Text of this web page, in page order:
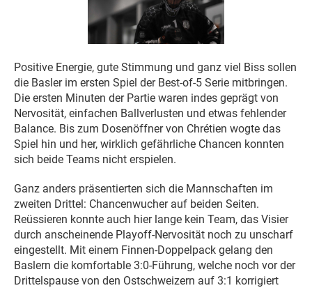
Positive Energie, gute Stimmung und ganz viel Biss sollen
die Basler im ersten Spiel der Best-of-5 Serie mitbringen.
Die ersten Minuten der Partie waren indes geprägt von
Nervosität, einfachen Ballverlusten und etwas fehlender
Balance. Bis zum Dosenöffner von Chrétien wogte das
Spiel hin und her, wirklich gefährliche Chancen konnten
sich beide Teams nicht erspielen.
Ganz anders präsentierten sich die Mannschaften im
zweiten Drittel: Chancenwucher auf beiden Seiten.
Reüssieren konnte auch hier lange kein Team, das Visier
durch anscheinende Playoff-Nervosität noch zu unscharf
eingestellt. Mit einem Finnen-Doppelpack gelang den
Baslern die komfortable 3:0-Führung, welche noch vor der
Drittelspause von den Ostschweizern auf 3:1 korrigiert